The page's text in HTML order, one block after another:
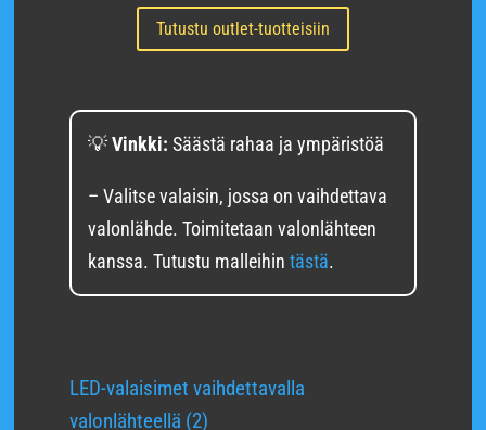
💡Vinkki: Säästä rahaa ja ympäristöä
– Valitse valaisin, jossa on vaihdettava
valonlähde. Toimitetaan valonlähteen
kanssa. Tutustu malleihin tästä.
LED-valaisimet vaihdettavalla
valonlähteellä 22
Tutustu outlet-tuotteisiin